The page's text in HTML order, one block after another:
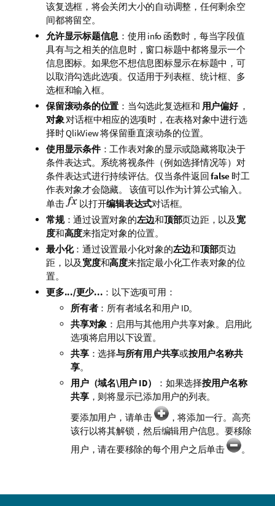
该复选框，将会关闭大小的自动调整，任何剩余空
间都将留空。
允许显示标题信息 ：使用 info 函数时，每当字段值
具有与之相关的信息时，窗口标题中都将显示一个
信息图标。如果您不想信息图标显示在标题中，可
以取消勾选此选项。仅适用于列表框、统计框、多
选框和输入框。
保留滚动条的位置 ：当勾选此复选框和 用户偏好 ，
对象对话框中相应的选项时，在表格对象中进行选
择时 QlikView 将保留垂直滚动条的位置。
使用显示条件：工作表对象的显示或隐藏将取决于
条件表达式。系统将视条件（例如选择情况等）对
条件表达式进行持续评估。仅当条件返回false 时工
作表对象才会隐藏。 该值可以作为计算公式输入。
单击
以打开编辑表达式对话框。
常规：通过设置对象的左边和顶部页边距，以及 宽
度和高度来指定对象的位置。
最小化：通过设置最小化对象的左边和顶部页边
距，以及 宽度和高度来指定最小化工作表对象的位
置。
更多.../更少... ：以下选项可用：
所有者：所有者域名和用户 ID。
共享对象 ：启用与其他用户共享对象。启用此
选项将启用以下设置。
共享：选择与所有用户共享或按用户名称共
享。
用户（域名\用户 ID）
：如果选择按用户名称
共享，则将显示已添加用户的列表。
要添加用户，请单击
，将添加一行。高亮
该行以将其解锁，然后编辑用户信息。要移除
用户，请在要移除的每个用户之后单击
。